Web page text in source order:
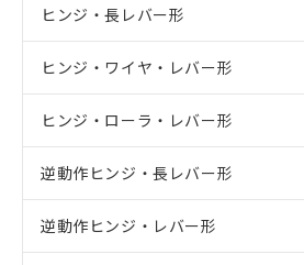
ヒンジ・長レバー形
ヒンジ・ワイヤ・レバー形
ヒンジ・ローラ・レバー形
逆動作ヒンジ・長レバー形
逆動作ヒンジ・レバー形